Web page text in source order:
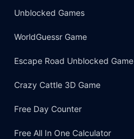
Unblocked Games
WorldGuessr Game
Escape Road Unblocked Game
Crazy Cattle 3D Game
Free Day Counter
Free All In One Calculator